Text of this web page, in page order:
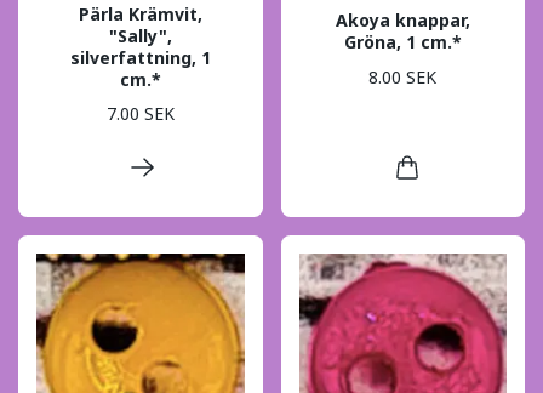
Pärla Krämvit,
"Sally",
silverfattning, 1
cm.*
7.00 SEK
Akoya knappar,
Gröna, 1 cm.*
8.00 SEK